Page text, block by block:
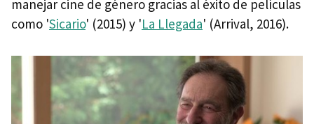
manejar cine de género gracias al éxito de películas
como 'Sicario' (2015) y 'La Llegada' (Arrival, 2016).